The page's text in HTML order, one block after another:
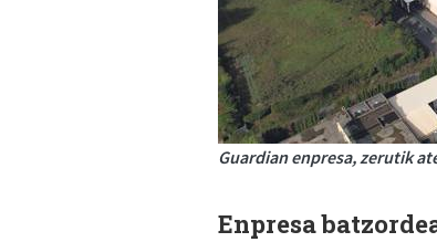
Guardian enpresa, zerutik
Enpresa